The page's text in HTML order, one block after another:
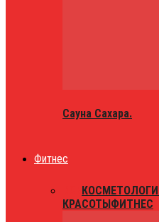
Сауна Сахара.
Фитнес
КРАСОТЫФИТНЕС